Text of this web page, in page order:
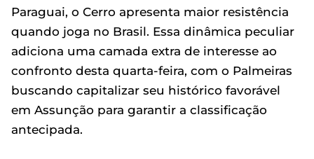
Paraguai, o Cerro apresenta maior resistência
quando joga no Brasil. Essa dinâmica peculiar
adiciona uma camada extra de interesse ao
confronto desta quarta-feira, com o Palmeiras
buscando capitalizar seu histórico favorável
em Assunção para garantir a classificação
antecipada.